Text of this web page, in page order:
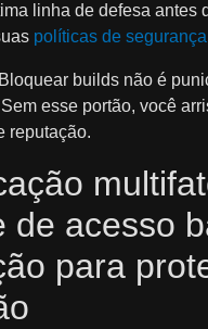
linha de defesa
políticas de segurança
builds não é
esse portão, você
reputação.
de acesso
para